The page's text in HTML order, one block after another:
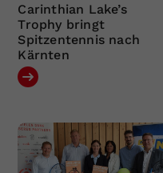
Carinthian Lake’s
Trophy bringt
Spitzentennis nach
Kärnten